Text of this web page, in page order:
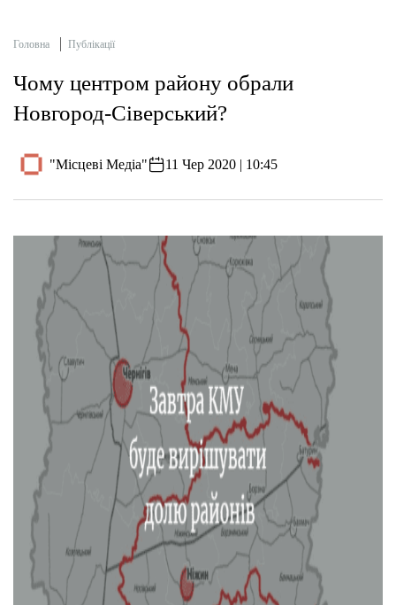
Головна Публікації
Чому центром району обрали
Новгород-Сіверський?
"Місцеві Медіа" 11 Чер 2020 | 10:45